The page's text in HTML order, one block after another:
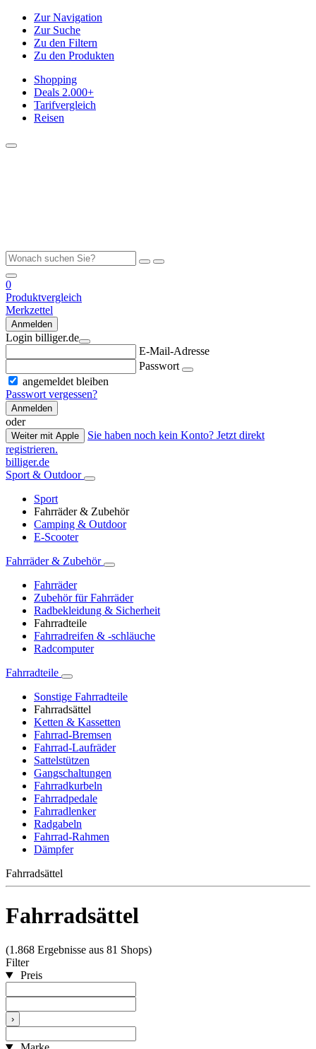
Zur Navigation
Zur Suche
Zu den Filtern
Zu den Produkten
Shopping
Deals 2.000+
Tarifvergleich
Reisen
0
Produktvergleich
Merkzettel
Anmelden
Login billiger.de
E-Mail-Adresse
Passwort
angemeldet bleiben
Passwort vergessen?
Anmelden
oder
Weiter mit Apple
Sie haben noch kein Konto? Jetzt direkt
registrieren.
billiger.de
Sport & Outdoor
Sport
Fahrräder & Zubehör
Camping & Outdoor
E-Scooter
Fahrräder & Zubehör
Fahrräder
Zubehör für Fahrräder
Radbekleidung & Sicherheit
Fahrradteile
Fahrradreifen & -schläuche
Radcomputer
Fahrradteile
Sonstige Fahrradteile
Fahrradsättel
Ketten & Kassetten
Fahrrad-Bremsen
Fahrrad-Laufräder
Sattelstützen
Gangschaltungen
Fahrradkurbeln
Fahrradpedale
Fahrradlenker
Radgabeln
Fahrrad-Rahmen
Dämpfer
Fahrradsättel
Fahrradsättel
(1.868 Ergebnisse aus 81 Shops)
Filter
Preis
›